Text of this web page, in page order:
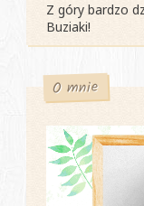
Z góry bardzo
Buziaki!
O mnie